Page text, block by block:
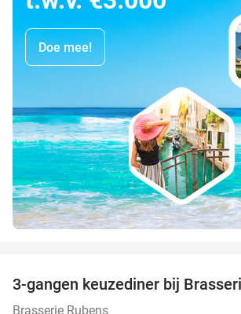
Doe mee!
3-gangen keuzediner bij
Brasserie Rubens